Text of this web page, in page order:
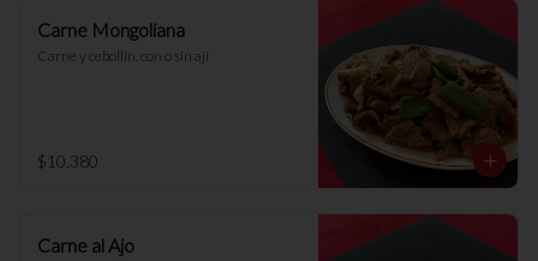
Carne Mongoliana
Carne y cebollín, con o sin ají
$10.380
Carne al Ajo